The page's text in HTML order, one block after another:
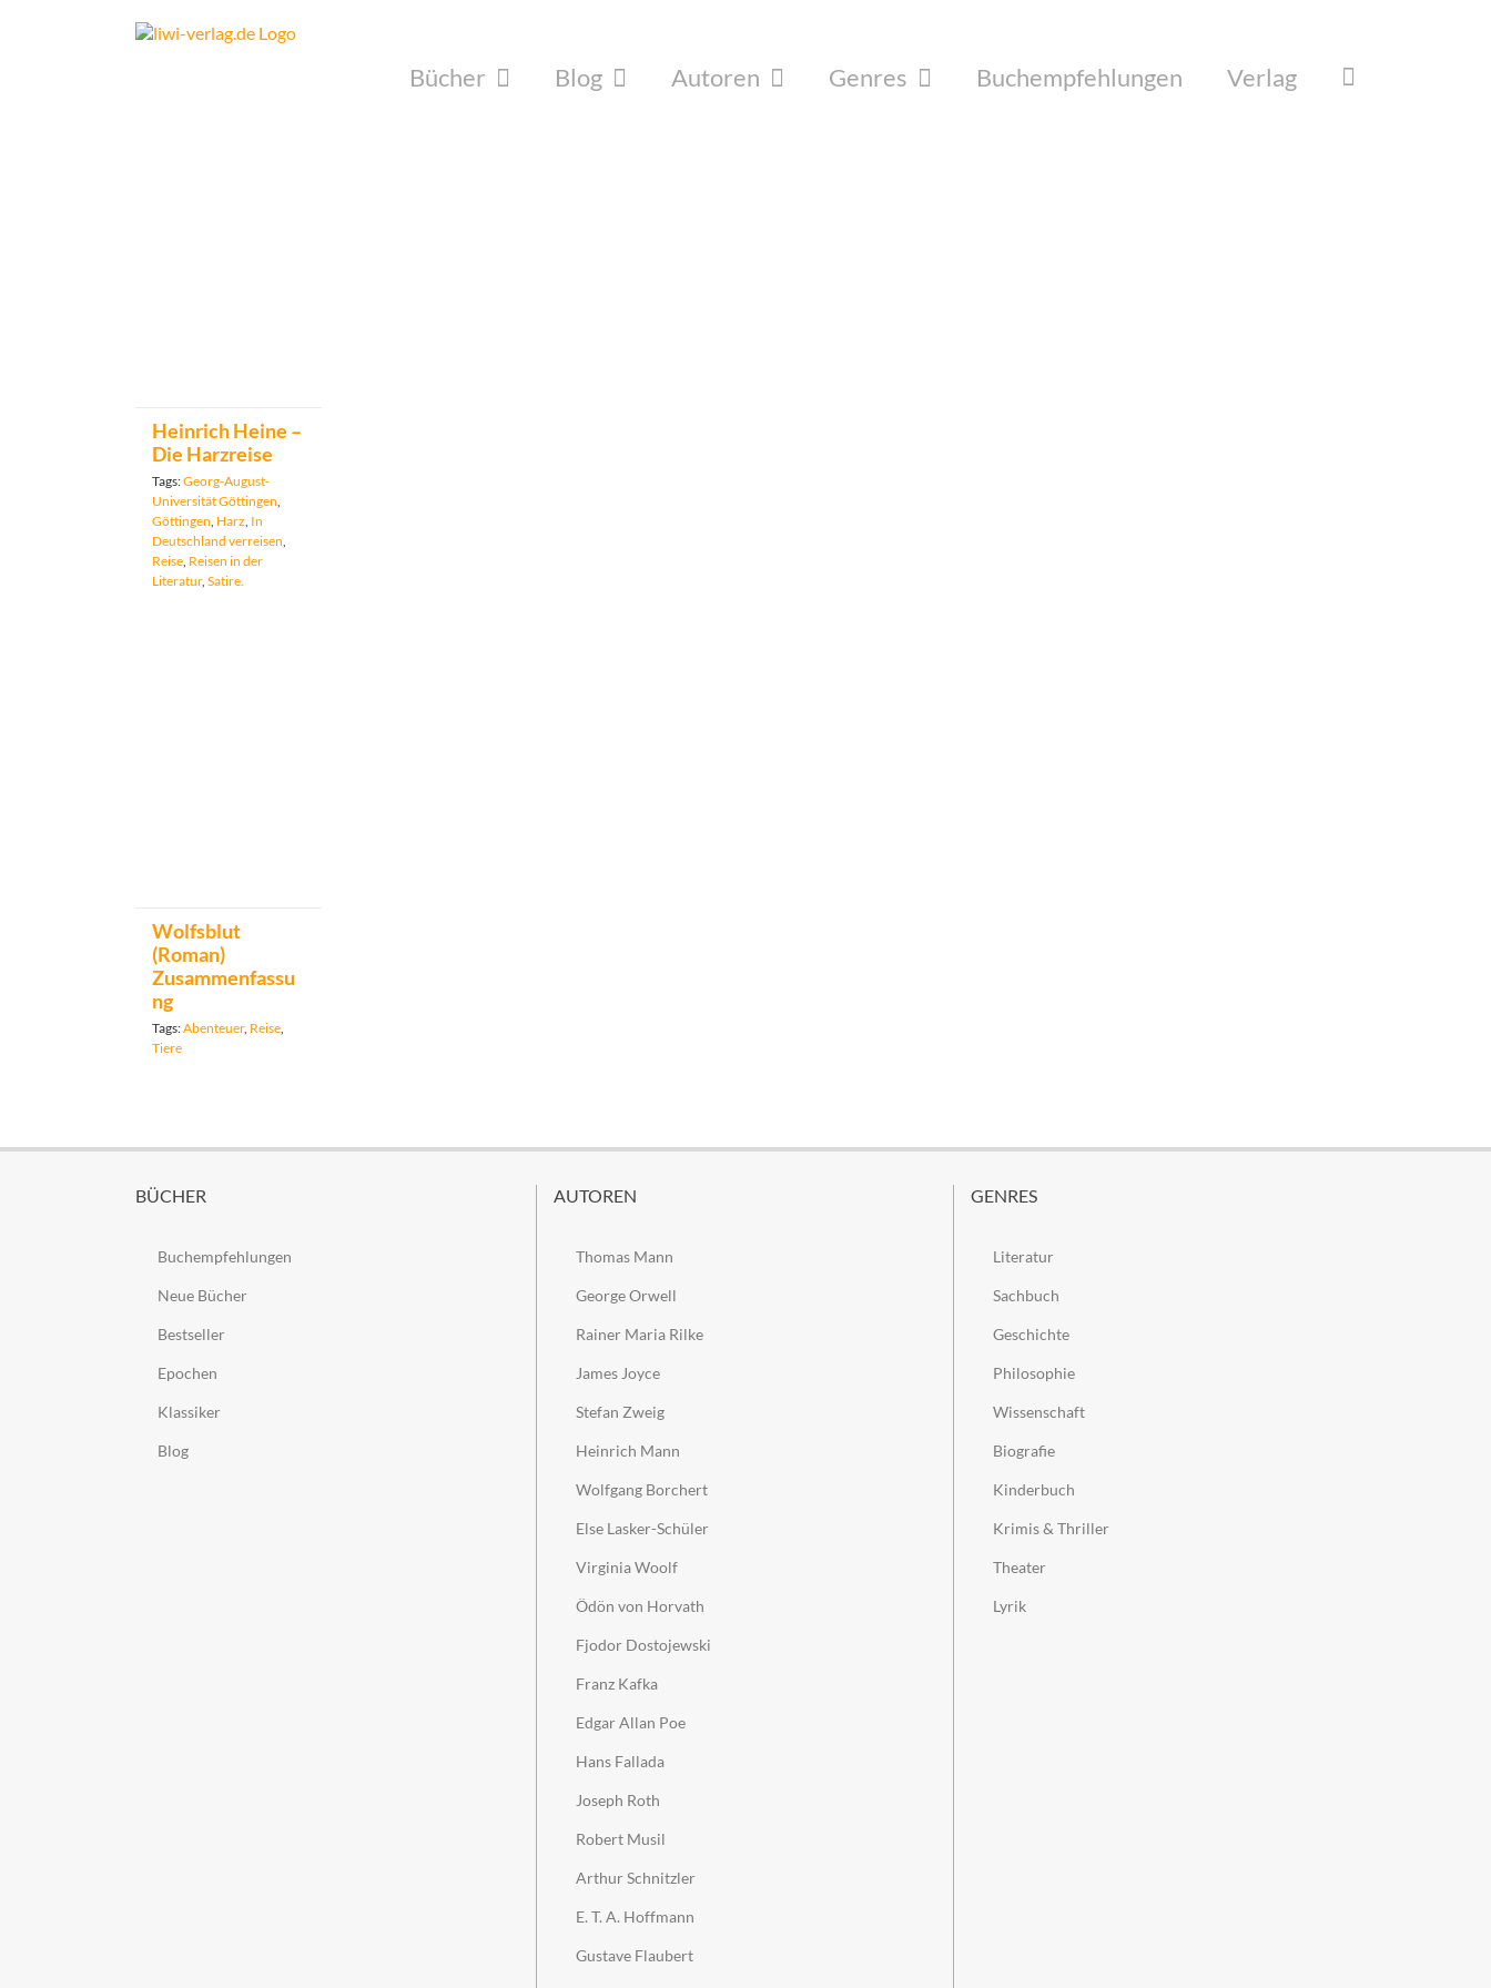
Bücher Blog Autoren Genres Buchempfehlungen Verlag
Heinrich Heine –
Die Harzreise
Tags:Georg-August-
Universität Göttingen
Göttingen Harz In
Deutschland verreisen
Reise Reisen in der
Literatur, Satire.
Wolfsblut
(Roman)
Zusammenfassu
ng
Tags:Abenteuer, Reise,
Tiere
BÜCHER
Buchempfehlungen
Neue Bücher
Bestseller
Epochen
Klassiker
Blog
AUTOREN
Thomas Mann
George Orwell
Rainer Maria Rilke
James Joyce
Stefan Zweig
Heinrich Mann
Wolfgang Borchert
Else Lasker-Schüler
Virginia Woolf
Ödön von Horvath
Fjodor Dostojewski
Franz Kafka
Edgar Allan Poe
Hans Fallada
Joseph Roth
Robert Musil
Arthur Schnitzler
E. T. A. Hoffmann
Gustave Flaubert
GENRES
Literatur
Sachbuch
Geschichte
Philosophie
Wissenschaft
Biografie
Kinderbuch
Krimis & Thriller
Theater
Lyrik